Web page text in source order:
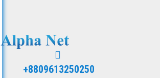
+8809613250250